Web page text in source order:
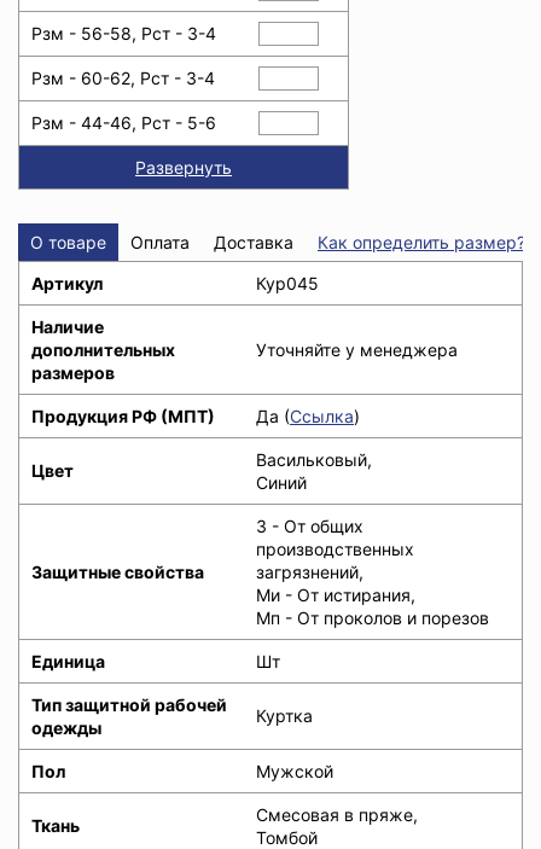
Рзм - 56-58, Рст - 3-4
Рзм - 60-62, Рст - 3-4
Рзм - 44-46, Рст - 5-6
Развернуть
О товаре Оплата Доставка
Как определить размер?
Артикул
Кур045
Наличие
дополнительных
размеров
Уточняйте у менеджера
Продукция РФ (МПТ) Да (Ссылка)
Цвет
Васильковый,
Синий
Защитные свойства
З - От общих
производственных
загрязнений,
Ми - От истирания,
Мп - От проколов и порезов
Единица Шт
Тип защитной рабочей
одежды
Куртка
Пол Мужской
Ткань
Смесовая в пряже,
Томбой